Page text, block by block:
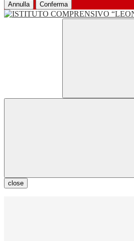
Annulla Conferma
close